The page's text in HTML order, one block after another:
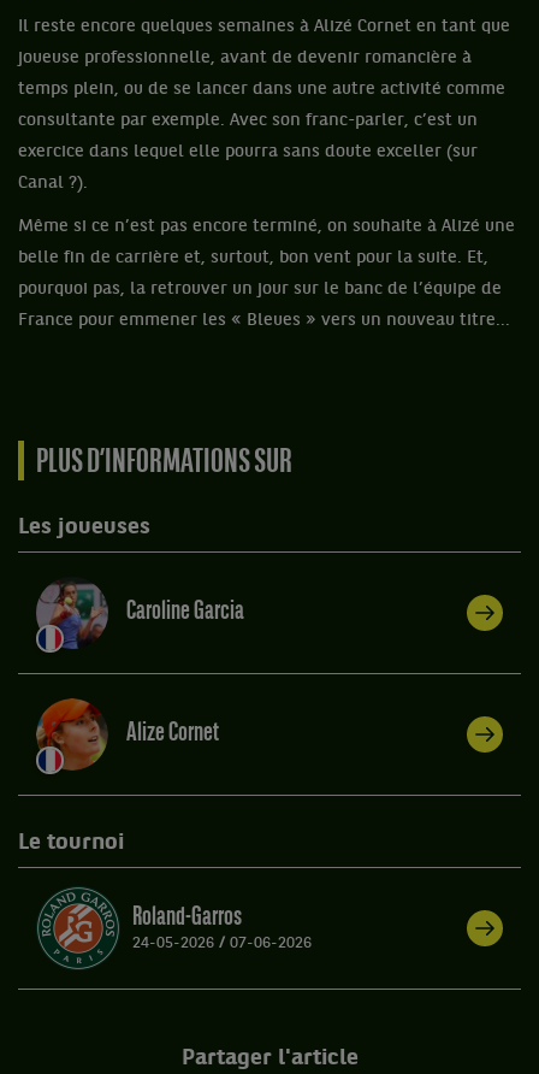
Il reste encore quelques semaines à Alizé Cornet en tant que
joueuse professionnelle, avant de devenir romancière à
temps plein, ou de se lancer dans une autre activité comme
consultante par exemple. Avec son franc-parler, c’est un
exercice dans lequel elle pourra sans doute exceller (sur
Canal ?).
Même si ce n’est pas encore terminé, on souhaite à Alizé une
belle fin de carrière et, surtout, bon vent pour la suite. Et,
pourquoi pas, la retrouver un jour sur le banc de l’équipe de
France pour emmener les « Bleues » vers un nouveau titre...
PLUS D’INFORMATIONS SUR
Les joueuses
Caroline Garcia
Alize Cornet
Le tournoi
Roland-Garros
24-05-2026 / 07-06-2026
Partager l'article